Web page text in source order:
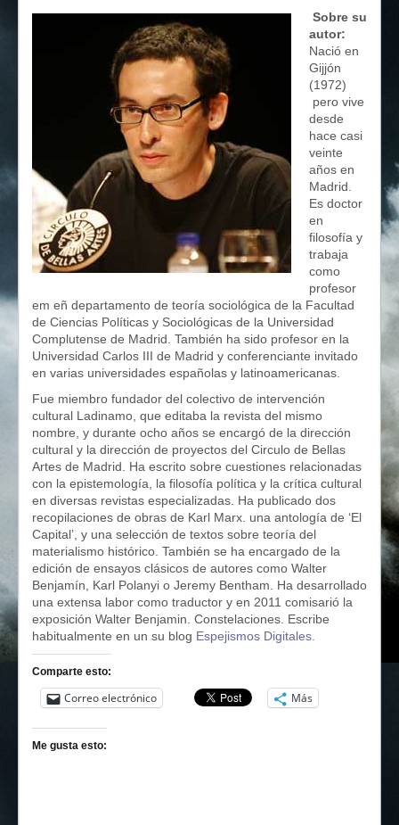
Sobre su
autor:
Nació en
Gijjón
(1972)
pero vive
desde
hace casi
veinte
años en
Madrid.
Es doctor
en
filosofía y
trabaja
como
profesor
em eñ departamento de teoría sociológica de la Facultad
de Ciencias Políticas y Sociológicas de la Universidad
Complutense de Madrid. También ha sido profesor en la
Universidad Carlos III de Madrid y conferenciante invitado
en varias universidades españolas y latinoamericanas.
Fue miembro fundador del colectivo de intervención
cultural Ladinamo, que editaba la revista del mismo
nombre, y durante ocho años se encargó de la dirección
cultural y la dirección de proyectos del Circulo de Bellas
Artes de Madrid. Ha escrito sobre cuestiones relacionadas
con la epistemología, la filosofía política y la crítica cultural
en diversas revistas especializadas. Ha publicado dos
recopilaciones de obras de Karl Marx. una antología de ‘El
Capital’, y una selección de textos sobre teoría del
materialismo histórico. También se ha encargado de la
edición de ensayos clásicos de autores como Walter
Benjamín, Karl Polanyi o Jeremy Bentham. Ha desarrollado
una extensa labor como traductor y en 2011 comisarió la
exposición Walter Benjamin. Constelaciones. Escribe
habitualmente en un su blog Espejismos Digitales.
Comparte esto:
Correo electrónico Más
Me gusta esto: